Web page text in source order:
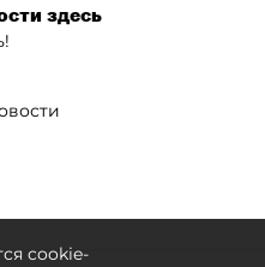
здесь
cookie-